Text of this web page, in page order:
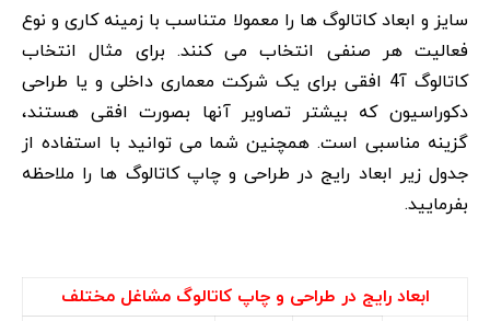
سایز و ابعاد کاتالوگ ها را معمولا متناسب با زمینه کاری و نوع
فعالیت هر صنفی انتخاب می کنند. برای مثال انتخاب
کاتالوگ آ4 افقی برای یک شرکت معماری داخلی و یا طراحی
دکوراسیون که بیشتر تصاویر آنها بصورت افقی هستند،
گزینه مناسبی است. همچنین شما می توانید با استفاده از
جدول زیر ابعاد رایج در طراحی و چاپ کاتالوگ ها را ملاحظه
بفرمایید.
ابعاد رایج در طراحی و چاپ کاتالوگ مشاغل مختلف